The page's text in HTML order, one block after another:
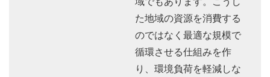
た地域の資源を消費する
のではなく最適な規模で
循環させる仕組みを作
り、環境負荷を軽減しな